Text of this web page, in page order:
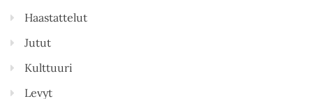
Haastattelut
Jutut
Kulttuuri
Levyt